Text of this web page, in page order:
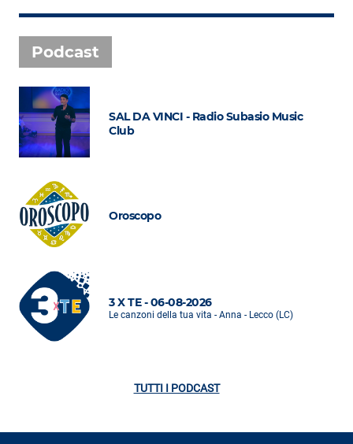
Podcast
SAL DA VINCI - Radio Subasio Music
Club
Oroscopo
3 X TE - 06-08-2026
Le canzoni della tua vita - Anna - Lecco (LC)
TUTTI I PODCAST